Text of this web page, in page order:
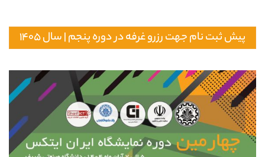
پیش ثبت نام جهت رزرو غرفه در دوره پنجم | سال 1405